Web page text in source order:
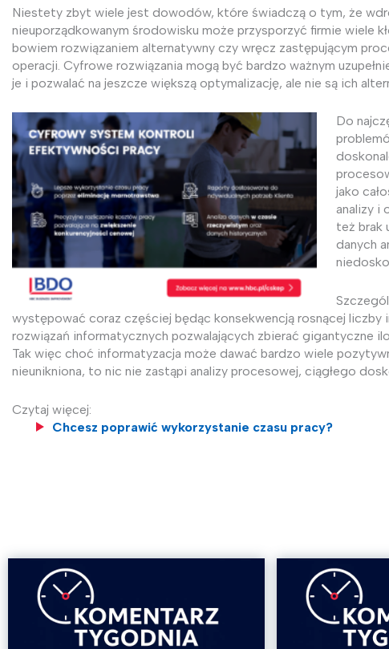
Niestety zbyt wiele jest dowodów, które świadczą o tym, że
nieuporządkowanym środowisku może przysporzyć firmie wiele
bowiem rozwiązaniem alternatywny czy wręcz zastępującym
operacji. Cyfrowe rozwiązania mogą być bardzo ważnym
je i pozwalać na jeszcze większą optymalizację, ale nie są ich
Do
jako
analizy i
też brak
danych
występować coraz częściej będąc konsekwencją rosnącej liczby
rozwiązań informatycznych pozwalających zbierać gigantyczne
Tak więc choć informatyzacja może dawać bardzo wiele
nieunikniona, to nic nie zastąpi analizy procesowej, ciągłego
Czytaj więcej:
Chcesz poprawić wykorzystanie czasu pracy?